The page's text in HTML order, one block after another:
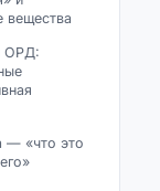
вещества
ОРД:
— «что это